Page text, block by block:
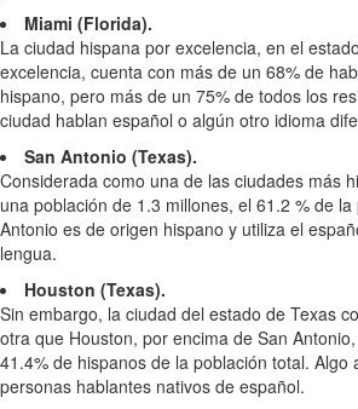
Miami (Florida).
La ciudad hispana por excelencia, en el
excelencia, cuenta con más de un 68% de
hispano, pero más de un 75% de todos los
ciudad hablan español o algún otro idioma
San Antonio (Texas).
Considerada como una de las ciudades más
una población de 1.3 millones, el 61.2 % de
Antonio es de origen hispano y utiliza el
lengua.
Houston (Texas).
Sin embargo, la ciudad del estado de Texas
otra que Houston, por encima de San
41.4% de hispanos de la población total. Algo
personas hablantes nativos de español.